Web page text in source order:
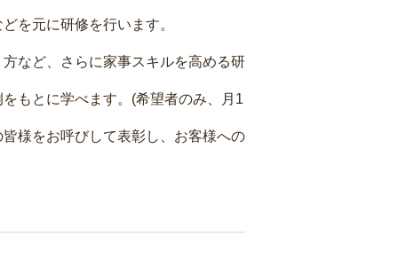
を元に研修を行います。
など、さらに家事スキルを高める研
もとに学べます。(希望者のみ、月1
様をお呼びして表彰し、お客様への